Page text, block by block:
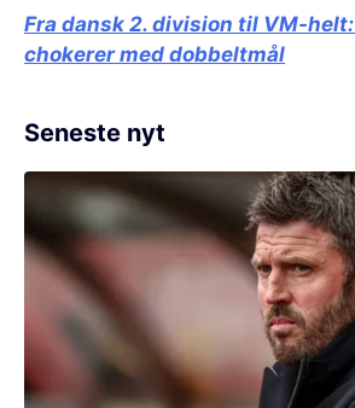
Fra dansk 2. division til VM-helt:
chokerer med dobbeltmål
Seneste nyt